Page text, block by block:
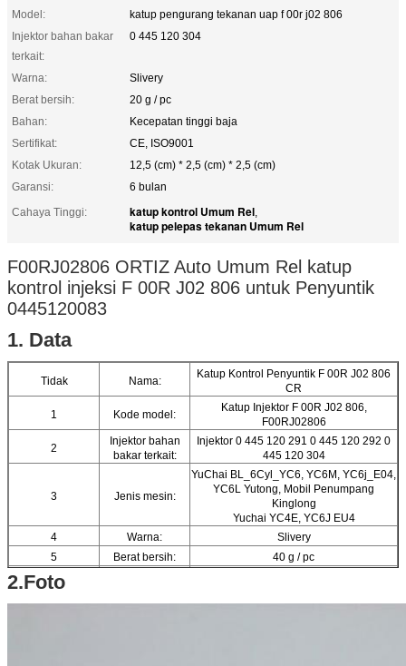
Model:
katup pengurang tekanan uap f 00r j02 806
Injektor bahan bakar
terkait:
0 445 120 304
Warna:
Slivery
Berat bersih:
20 g / pc
Bahan:
Kecepatan tinggi baja
Sertifikat:
CE, ISO9001
Kotak Ukuran:
12,5 (cm) * 2,5 (cm) * 2,5 (cm)
Garansi:
6 bulan
Cahaya Tinggi:
katup kontrol Umum Rel,
katup pelepas tekanan Umum Rel
F00RJ02806 ORTIZ Auto Umum Rel katup
kontrol injeksi F 00R J02 806 untuk Penyuntik
0445120083
1. Data
Tidak Nama:
Katup Kontrol Penyuntik F 00R J02 806
CR
1 Kode model:
Katup Injektor F 00R J02 806,
F00RJ02806
2
Injektor bahan
bakar terkait:
Injektor 0 445 120 291 0 445 120 292 0
445 120 304
3 Jenis mesin:
YuChai BL_6Cyl_YC6, YC6M, YC6j_E04,
YC6L Yutong, Mobil Penumpang
Kinglong
Yuchai YC4E, YC6J EU4
4
Warna:
Slivery
5
Berat bersih:
40 g / pc
6
2.Foto